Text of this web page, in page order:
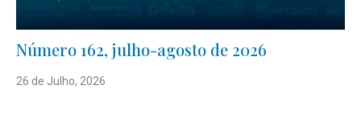
Número 162, julho-agosto de 2026
26 de Julho, 2026